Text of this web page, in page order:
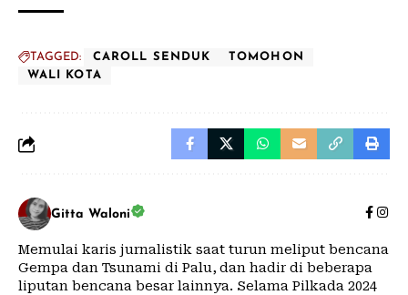
TAGGED: CAROLL SENDUK
TOMOHON
WALI KOTA
Gitta Waloni
Memulai karis jurnalistik saat turun meliput bencana
Gempa dan Tsunami di Palu, dan hadir di beberapa
liputan bencana besar lainnya. Selama Pilkada 2024